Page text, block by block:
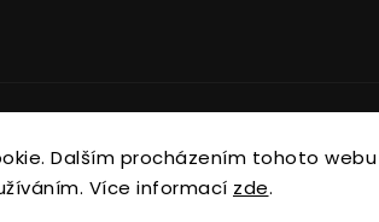
Dalším procházením tohoto webu
Více informací zde.
Upravit nastavení cookies